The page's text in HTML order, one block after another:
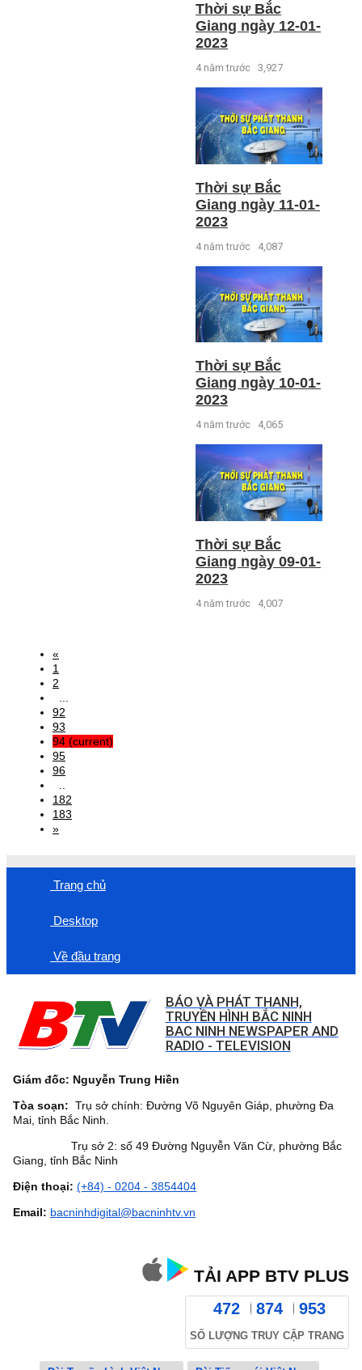
Thời sự Bắc
Giang ngày 12-01-
2023
4 năm trước 3,927
Thời sự Bắc
Giang ngày 11-01-
2023
4 năm trước 4,087
Thời sự Bắc
Giang ngày 10-01-
2023
4 năm trước 4,065
Thời sự Bắc
Giang ngày 09-01-
2023
4 năm trước 4,007
«
1
2
92
93
94 (current)
95
96
182
183
»
Trang chủ
Desktop
Về đầu trang
BÁO VÀ PHÁT THANH,
TRUYỀN HÌNH BẮC NINH
BAC NINH NEWSPAPER AND
RADIO - TELEVISION
Giám đốc: Nguyễn Trung Hiền
Tòa soạn: Trụ sở chính: Đường Võ Nguyên Giáp, phường Đa
Mai, tỉnh Bắc Ninh.
Trụ sở 2: số 49 Đường Nguyễn Văn Cừ, phường Bắc
Giang, tỉnh Bắc Ninh
Điện thoại: (+84) - 0204 - 3854404
Email: bacninhdigital@bacninhtv.vn
TẢI APP BTV PLUS
472 874 953
SỐ LƯỢNG TRUY CẬP TRANG